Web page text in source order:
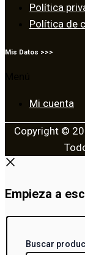
Política
Política de
Mis Datos >>>
Mi cuenta
Copyright ©
Empieza a
Buscar